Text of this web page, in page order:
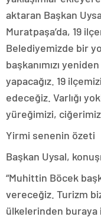
aktaran Başkan
Muratpaşa’da, 19
Belediyemizde bir
başkanımızı
yapacağız. 19
edeceğiz. Varlığı
yüreğimizi,
Yirmi senenin özeti
Başkan Uysal,
“Muhittin Böcek
vereceğiz. Turizm
ülkelerinden buraya